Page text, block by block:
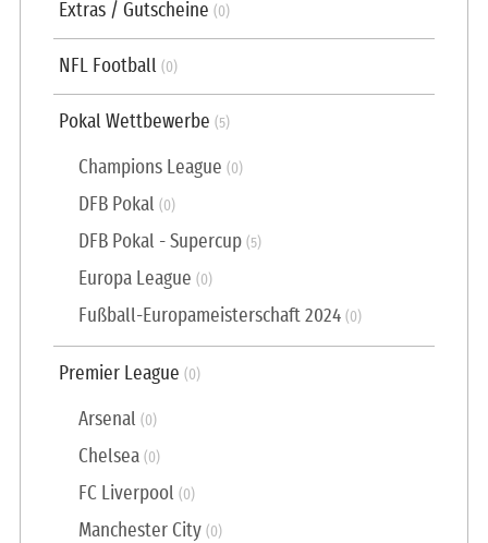
Extras / Gutscheine (0)
NFL Football (0)
Pokal Wettbewerbe (5)
Champions League (0)
DFB Pokal (0)
DFB Pokal - Supercup (5)
Europa League (0)
Fußball-Europameisterschaft 2024 (0)
Premier League (0)
Arsenal (0)
Chelsea (0)
FC Liverpool (0)
Manchester City (0)